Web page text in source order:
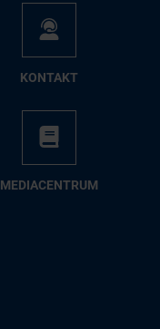
KON­TAKT
ME­DIA­CEN­TRUM